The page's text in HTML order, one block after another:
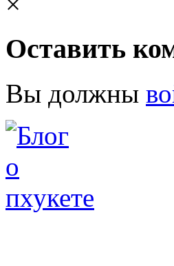
Оставить
Вы должны